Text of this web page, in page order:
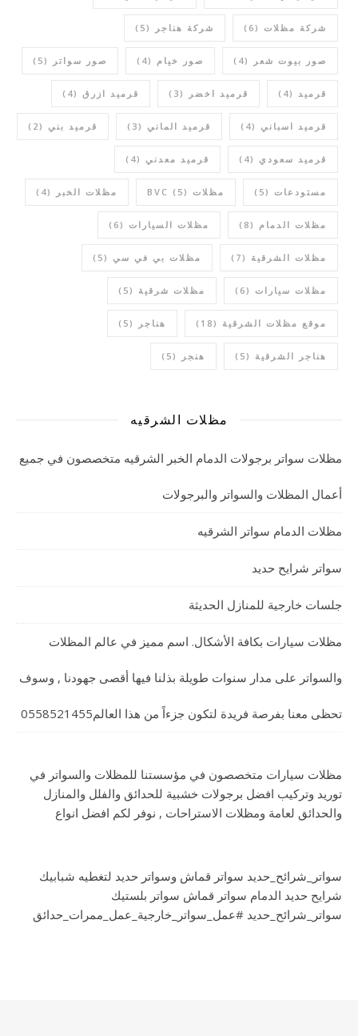
شركة مظلات (6) شركة هناجر (5)
صور بيوت شعر (4) صور خيام (4) صور سواتر (5)
قرميد (4) قرميد اخضر (3) قرميد ازرق (4)
قرميد اسباني (4) قرميد الماني (3) قرميد بني (2)
قرميد سعودي (4) قرميد معدني (4)
مستودعات (5) مظلات BVC (5) مظلات الخبر (4)
مظلات الدمام (8) مظلات السيارات (6)
مظلات الشرقية (7) مظلات بي في سي (5)
مظلات سيارات (6) مظلات شرقية (5)
موقع مظلات الشرقية (18) هناجر (5)
هناجر الشرقية (5) هنجر (5)
مظلات الشرقيه
مظلات سواتر برجولات الدمام الخبر الشرقيه متخصصون في جميع
أعمال المظلات والسواتر والبرجولات
مظلات الدمام سواتر الشرقيه
سواتر شرايح حديد
جلسات خارجية للمنازل الحديثة
مظلات سيارات بكافة الأشكال. اسم مميز في عالم المظلات
والسواتر على مدار سنوات طويلة بذلنا فيها أقصى جهودنا , وسوف
تحظى معنا بفرصة فريدة لتكون جزءاً من هذا العالم0558521455
مظلات سيارات متخصصون في مؤسستنا للمظلات والسواتر في
توريد وتركيب افضل برجولات خشبية للحدائق والفلل والمنازل
والحدائق لعامة ومظلات الاستراحات , نوفر لكم افضل انواع
سواتر_شرائح_حديد سواتر قماش وسواتر حديد لتغطيه شبابيك
شرايح حديد الدمام سواتر قماش سواتر بلستيك
سواتر_شرائح_حديد #عمل_سواتر_خارجية_عمل_ممرات_حدائق